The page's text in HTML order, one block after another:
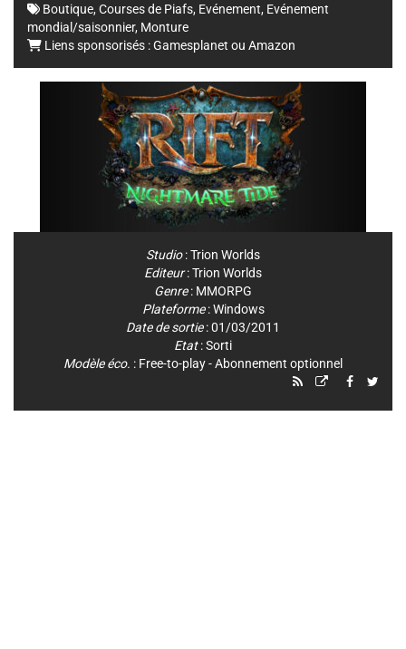
Boutique, Courses de Piafs, Evénement, Evénement
mondial/saisonnier, Monture
Liens sponsorisés :Gamesplanet ou Amazon
Studio:Trion Worlds
Editeur:Trion Worlds
Genre: MMORPG
Plateforme:Windows
Date de sortie: 01/03/2011
Etat: Sorti
Modèle éco. : Free-to-play - Abonnement optionnel